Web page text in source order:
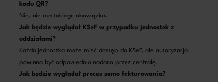
kodu QR?
Nie, nie ma takiego obowiązku.
Jak będzie wyglądał KSeF w przypadku jednostek z
oddziałami?
Każda jednostka może mieć dostęp do KSeF, ale autoryzacja
powinna być odpowiednio nadana przez centralę.
Jak będzie wyglądał proces samo fakturowania?